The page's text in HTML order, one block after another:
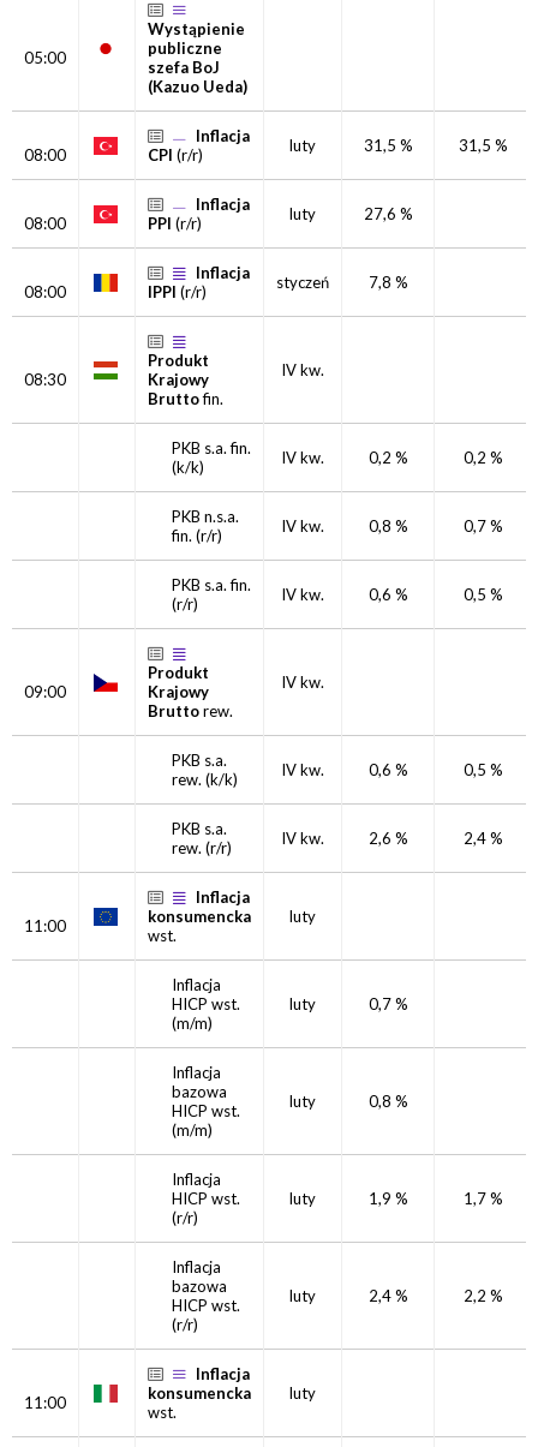
05:00
Wystąpienie
publiczne
szefa BoJ
(Kazuo Ueda)
08:00
Inflacja
CPI (r/r) luty 31,5 % 31,5 %
08:00
Inflacja
PPI (r/r) luty 27,6 %
08:00
Inflacja
IPPI (r/r) styczeń 7,8 %
08:30
Produkt
Krajowy
Bruttofin.
IV kw.
PKB s.a.fin.
(k/k)
IV kw. 0,2 % 0,2 %
PKB n.s.a.
fin. (r/r) IV kw. 0,8 % 0,7 %
PKB s.a.fin.
(r/r)
IV kw. 0,6 % 0,5 %
09:00
Produkt
Krajowy
Bruttorew.
IV kw.
PKB s.a.
rew. (k/k) IV kw. 0,6 % 0,5 %
PKB s.a.
rew. (r/r) IV kw. 2,6 % 2,4 %
11:00
Inflacja
konsumencka
wst.
luty
Inflacja
HICP wst.
(m/m)
luty 0,7 %
Inflacja
bazowa
HICP wst.
(m/m)
luty 0,8 %
Inflacja
HICP wst.
(r/r)
luty 1,9 % 1,7 %
Inflacja
bazowa
HICP wst.
(r/r)
luty 2,4 % 2,2 %
11:00
Inflacja
konsumencka
wst.
luty